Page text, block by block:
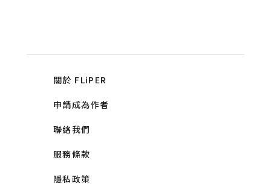
關於 FLiPER
申請成為作者
聯絡我們
服務條款
隱私政策